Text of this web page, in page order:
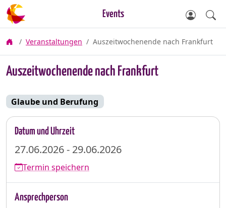
Events
Veranstaltungen Auszeitwochenende nach Frankfurt
Auszeitwochenende nach Frankfurt
Glaube und Berufung
Datum und Uhrzeit
27.06.2026 - 29.06.2026
Termin speichern
Ansprechperson